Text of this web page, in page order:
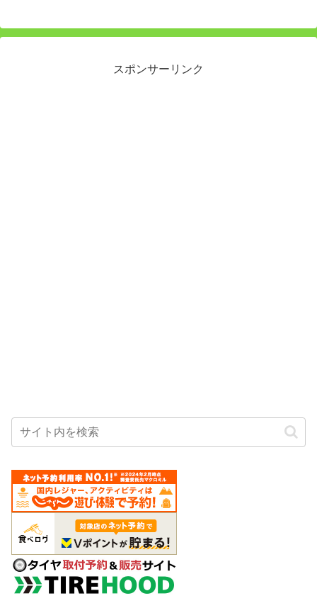
スポンサーリンク